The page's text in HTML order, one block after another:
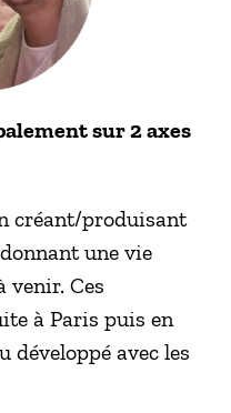
sur 2 axes
créant/produisant
une vie
venir. Ces
à Paris puis en
développé avec les